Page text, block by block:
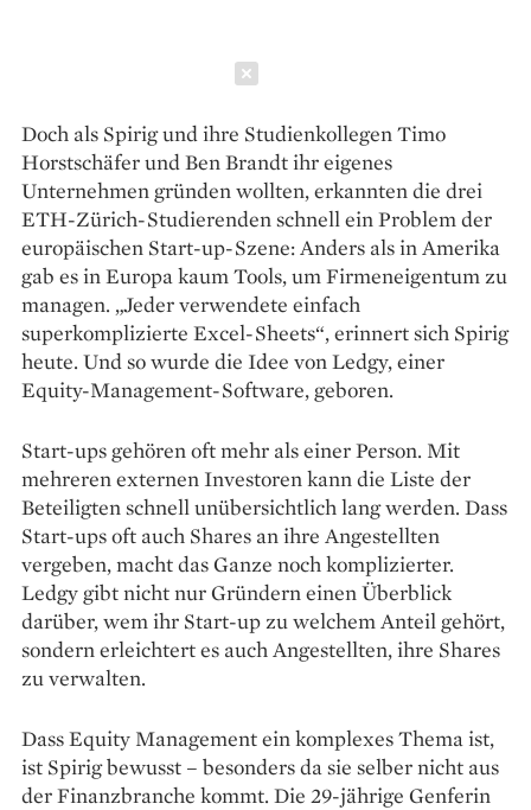
Doch als Spirig und ihre Studienkollegen Timo
Horstschäfer und Ben Brandt ihr eigenes
Unternehmen gründen wollten, erkannten die drei
ETH-Zürich-Studierenden schnell ein Problem der
europäischen Start-up-Szene: Anders als in Amerika
gab es in Europa kaum Tools, um Firmen­eigentum zu
managen. „Jeder verwendete einfach
superkomplizierte Excel-Sheets“, erinnert sich Spirig
heute. Und so wurde die Idee von Ledgy, einer
Equity-Management-Software, geboren.
Start-ups gehören oft mehr als einer Person. Mit
mehreren externen Investoren kann die Liste der
Beteiligten schnell unübersichtlich lang werden. Dass
Start-ups oft auch Shares an ihre Angestellten
vergeben, macht das Ganze noch komplizierter.
Ledgy gibt nicht nur Gründern einen Überblick
darüber, wem ihr Start-up zu welchem Anteil gehört,
sondern erleichtert es auch Angestellten, ihre Shares
zu verwalten.
Dass Equity Management ein komplexes Thema ist,
ist Spirig bewusst – besonders da sie selber nicht aus
der Finanzbranche kommt. Die 29-jährige Genferin